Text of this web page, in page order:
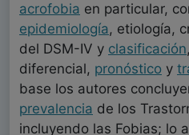
acrofobia en particular,
epidemiología, etiología,
del DSM-IV y clasificación,
diferencial, pronóstico y
base los autores
prevalencia de los
incluyendo las Fobias; lo